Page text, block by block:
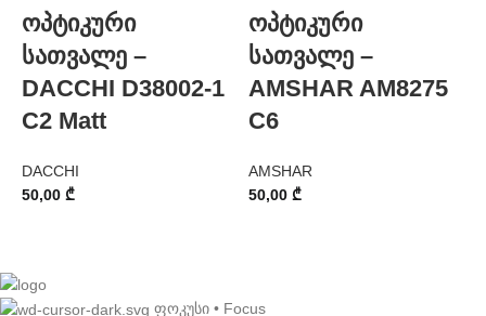
ოპტიკური
სათვალე –
DACCHI D38002-1
C2 Matt
DACCHI
50,00 ₾
ოპტიკური
სათვალე –
AMSHAR AM8275
C6
AMSHAR
50,00 ₾
ფოკუსი • Focus